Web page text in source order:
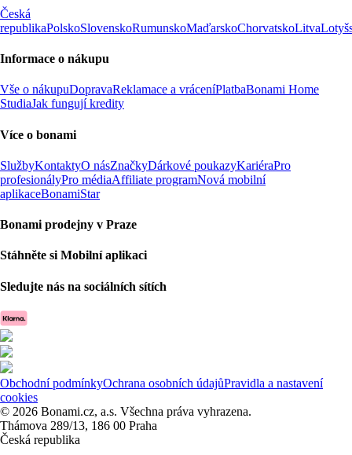
Česká
republikaPolskoSlovenskoRumunskoMaďarskoChorvatskoLitva
Informace o nákupu
Vše o nákupuDopravaReklamace a vráceníPlatbaBonami Home
StudiaJak fungují kredity
Více o bonami
SlužbyKontaktyO násZnačkyDárkové poukazyKariéraPro
profesionályPro médiaAffiliate programNová mobilní
aplikaceBonamiStar
Bonami prodejny v Praze
Stáhněte si Mobilní aplikaci
Sledujte nás na sociálních sítích
Obchodní podmínkyOchrana osobních údajůPravidla a nastavení
cookies
© 2026 Bonami.cz, a.s. Všechna práva vyhrazena.
Thámova 289/13, 186 00 Praha
Česká republika